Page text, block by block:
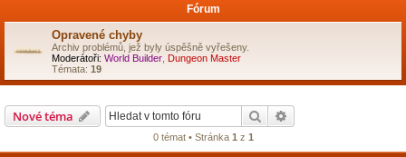
Fórum
Opravené chyby
Archiv problémů, jež byly úspěšně vyřešeny.
Moderátoři: World Builder Dungeon Master
Témata: 19
Nové téma Hledat
0 témat • Stránka 1 z 1